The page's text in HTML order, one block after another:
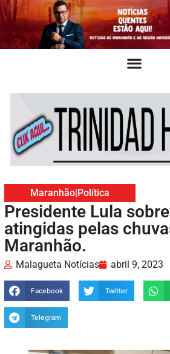
Maranhão|Política
Presidente Lula
atingidas pelas
Maranhão.
Malagueta Notícias abril 9, 2023
Facebook Twitter
Telegram